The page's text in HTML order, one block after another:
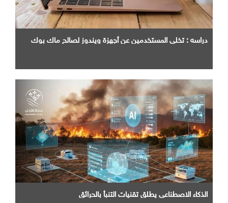
دراسه : تخلي المستخدمين عن أجهزة ويندوز لصالح ماك بوك
الذكاء الاصطناعي يطلق تقنيات التنبأ بالحرائق